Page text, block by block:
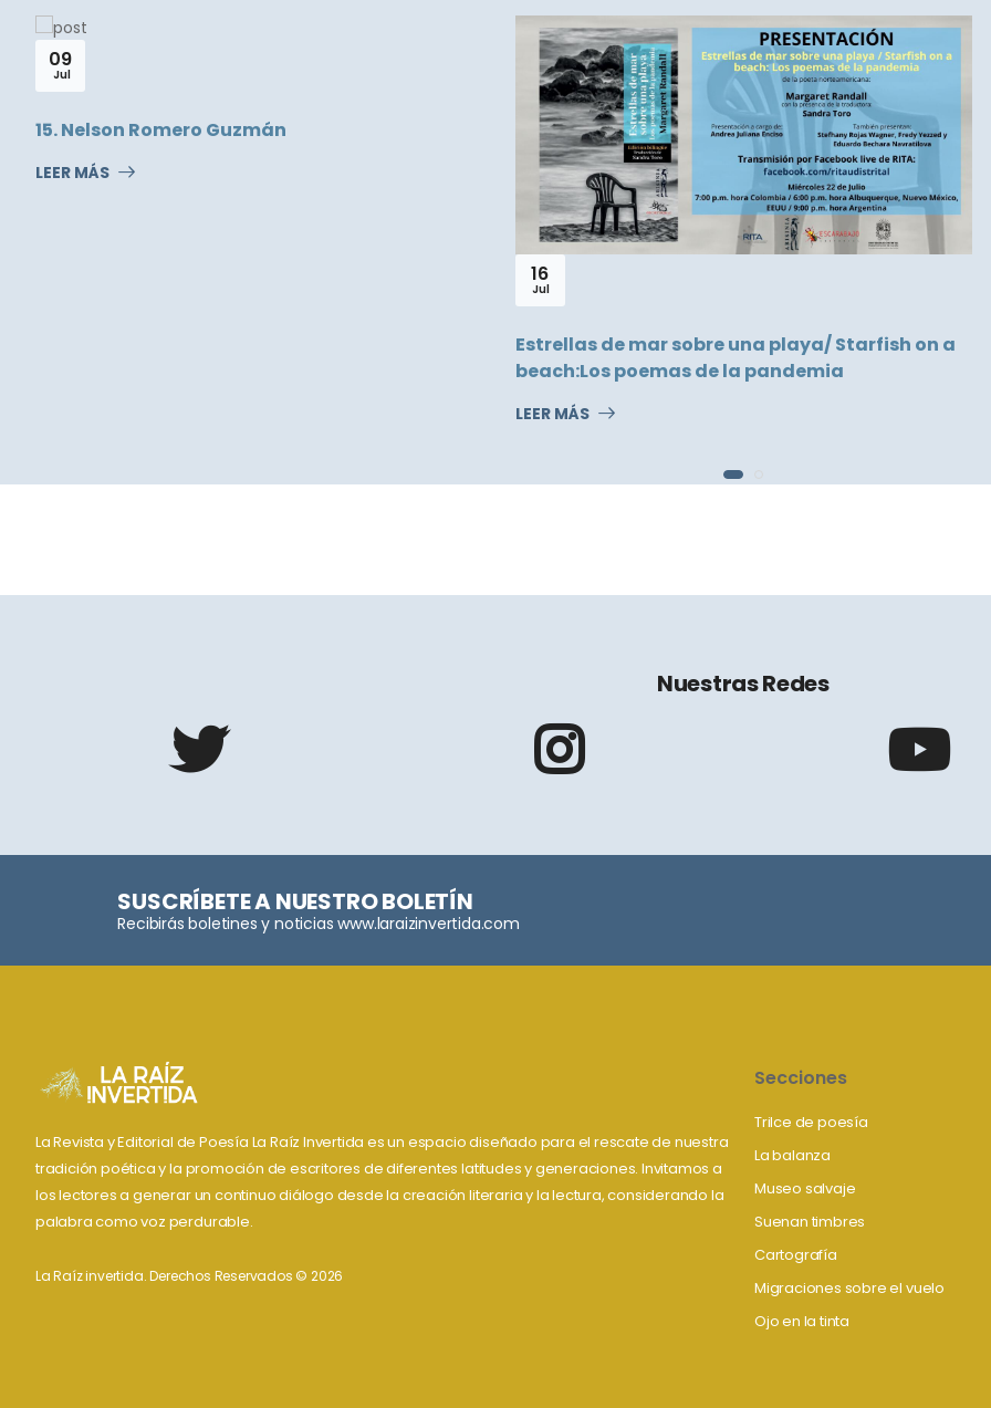
09
Jul
15. Nelson Romero Guzmán
LEER MÁS
16
Jul
Estrellas de mar sobre una playa/ Starfish on a
beach:Los poemas de la pandemia
LEER MÁS
Nuestras Redes
SUSCRÍBETE A NUESTRO BOLETÍN
Recibirás boletines y noticias www.laraizinvertida.com
La Revista y Editorial de Poesía La Raíz Invertida es un espacio diseñado para el rescate de nuestra
tradición poética y la promoción de escritores de diferentes latitudes y generaciones. Invitamos a
los lectores a generar un continuo diálogo desde la creación literaria y la lectura, considerando la
palabra como voz perdurable.
La Raíz invertida. Derechos Reservados © 2026
Secciones
Trilce de poesía
La balanza
Museo salvaje
Suenan timbres
Cartografía
Migraciones sobre el vuelo
Ojo en la tinta